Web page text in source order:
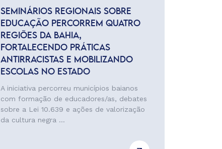
SEMINÁRIOS REGIONAIS SOBRE
EDUCAÇÃO PERCORREM QUATRO
REGIÕES DA BAHIA,
FORTALECENDO PRÁTICAS
ANTIRRACISTAS E MOBILIZANDO
ESCOLAS NO ESTADO
A iniciativa percorreu municípios baianos
com formação de educadores/as, debates
sobre a Lei 10.639 e ações de valorização
da cultura negra ...